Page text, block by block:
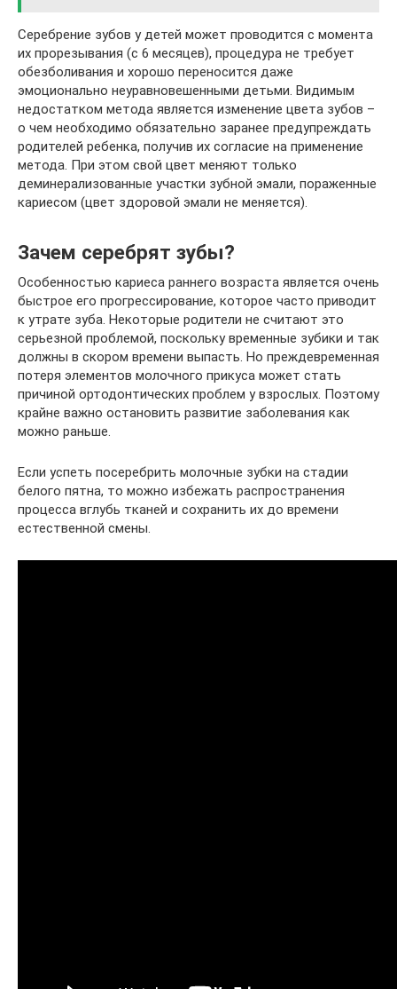
Серебрение зубов у детей может проводится с момента
их прорезывания (с 6 месяцев), процедура не требует
обезболивания и хорошо переносится даже
эмоционально неуравновешенными детьми. Видимым
недостатком метода является изменение цвета зубов –
о чем необходимо обязательно заранее предупреждать
родителей ребенка, получив их согласие на применение
метода. При этом свой цвет меняют только
деминерализованные участки зубной эмали, пораженные
кариесом (цвет здоровой эмали не меняется).
Зачем серебрят зубы?
Особенностью кариеса раннего возраста является очень
быстрое его прогрессирование, которое часто приводит
к утрате зуба. Некоторые родители не считают это
серьезной проблемой, поскольку временные зубики и так
должны в скором времени выпасть. Но преждевременная
потеря элементов молочного прикуса может стать
причиной ортодонтических проблем у взрослых. Поэтому
крайне важно остановить развитие заболевания как
можно раньше.
Если успеть посеребрить молочные зубки на стадии
белого пятна, то можно избежать распространения
процесса вглубь тканей и сохранить их до времени
естественной смены.